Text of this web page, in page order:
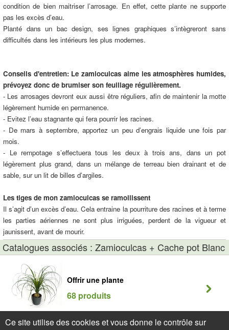
condition de bien maitriser l’arrosage. En effet, cette plante ne supporte
pas les excès d’eau.
Planté dans un bac design, ses lignes graphiques s’intègreront sans
difficultés dans les intérieurs les plus modernes.
Conseils d'entretien: Le zamioculcas aime les atmosphères humides,
prévoyez donc de brumiser son feuillage régulièrement.
- Les arrosages devront eux aussi être réguliers, afin de maintenir la motte
légèrement humide en permanence.
- Evitez l’eau stagnante qui fera pourrir les racines.
- De mars à septembre, apportez un peu d’engrais liquide une fois par
mois.
- Le rempotage s’effectuera tous les deux à trois ans, dans un pot
légèrement plus grand, dans un mélange de terreau bien drainant et de
sable, sur un lit de billes d’argiles.
Les tiges de mon zamioculcas se ramollissent
Il s’agit d’un excès d’eau. Cela entraine la pourriture des racines et à terme
les parties aériennes ne sont plus irriguées, perdent de la vigueur et
jaunissent, avant de mourir.
Catalogues associés : Zamioculcas + Cache pot Blanc
Offrir une plante
68 produits
Ce site utilise des cookies et vous donne le contrôle sur